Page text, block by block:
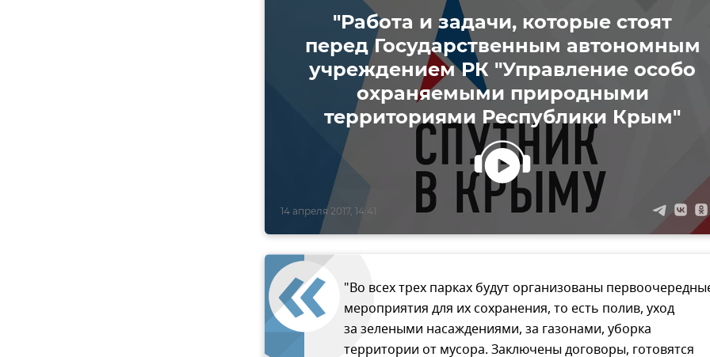
"Работа и задачи, которые стоят
перед Государственным автономным
учреждением РК "Управление особо
охраняемыми природными
территориями Республики Крым"
14 апреля 2017, 14:41
"Во всех трех парках будут организованы
мероприятия для их сохранения, то есть полив, уход
за зелеными насаждениями, за газонами, уборка
территории от мусора. Заключены договоры, готовятся